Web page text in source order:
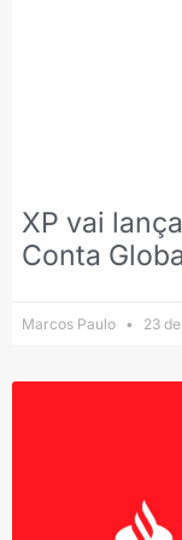
XP vai
Conta
Marcos Paulo 23